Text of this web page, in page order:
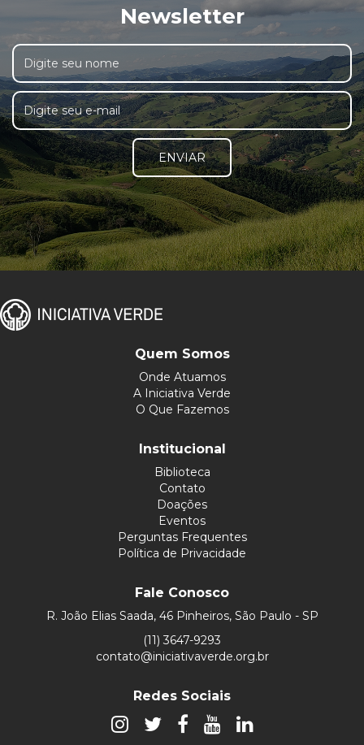
Newsletter
ENVIAR
Quem Somos
Onde Atuamos
A Iniciativa Verde
O Que Fazemos
Institucional
Biblioteca
Contato
Doações
Eventos
Perguntas Frequentes
Política de Privacidade
Fale Conosco
R. João Elias Saada, 46 Pinheiros, São Paulo - SP
(11) 3647-9293
contato@iniciativaverde.org.br
Redes Sociais